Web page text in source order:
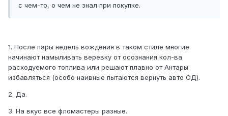
с чем-то, о чем не знал при покупке.
1. После пары недель вождения в таком стиле многие
начинают намыливать веревку от осознания кол-ва
расходуемого топлива или решают плавно от Антары
избавляться (особо наивные пытаются вернуть авто ОД).
2. Да.
3. На вкус все фломастеры разные.